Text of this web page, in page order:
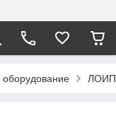
ЛОИП